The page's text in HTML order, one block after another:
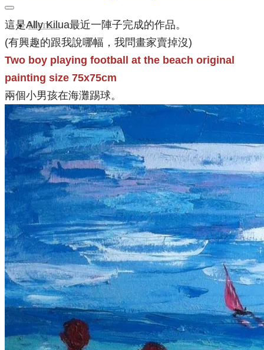
More...
這是Ally Kilua最近一陣子完成的作品。
(有興趣的跟我說哪幅，我問畫家賣掉沒)
Two boy playing football at the beach original
painting size 75x75cm
兩個小男孩在海灘踢球。